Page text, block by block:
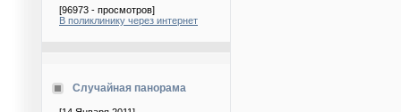
[96973 - просмотров]
В поликлинику через интернет
Случайная панорама